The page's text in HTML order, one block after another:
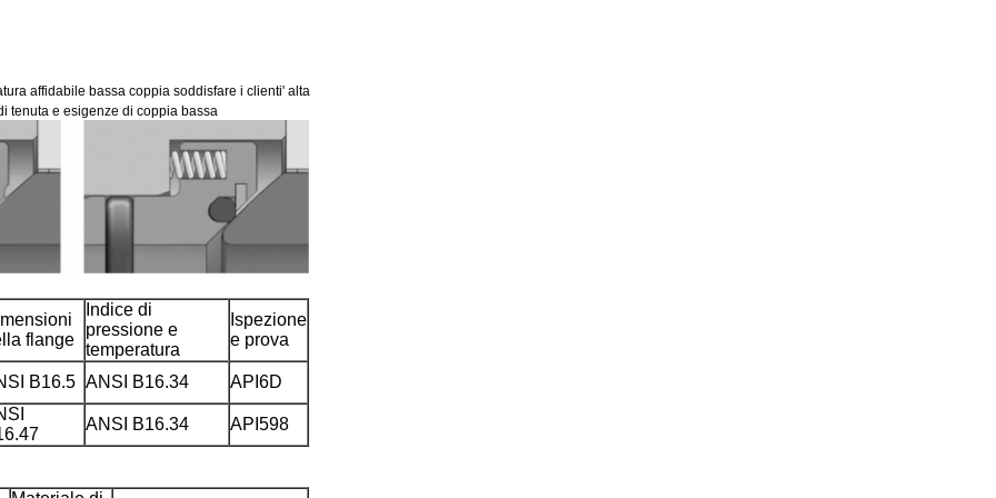
affidabile bassa coppia soddisfare i clienti' alta
tenuta e esigenze di coppia bassa
flange
Indice di
pressione e
temperatura
Ispezione
e prova
B16.5 ANSI B16.34
API6D
ANSI B16.34 API598